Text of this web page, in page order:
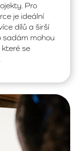
Pro
je ideální
dílů a širší
sadám mohou
se